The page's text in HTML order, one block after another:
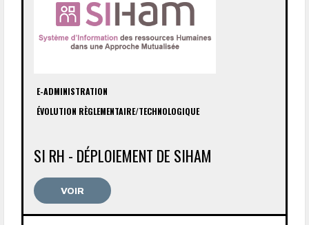
E-ADMINISTRATION
ÉVOLUTION RÈGLEMENTAIRE/TECHNOLOGIQUE
SI RH - DÉPLOIEMENT DE SIHAM
VOIR